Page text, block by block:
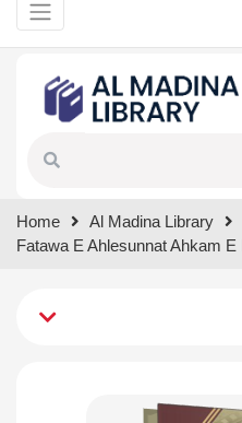
results.
Home
Al Madina Library
Fatawa E Ahlesunnat Ahkam